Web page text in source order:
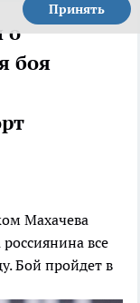
Принять
о
боя
Махачева
все
Бой пройдет в